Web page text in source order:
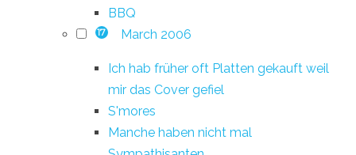
BBQ
17 March 2006
Ich hab früher oft Platten gekauft weil
mir das Cover gefiel
S'mores
Manche haben nicht mal